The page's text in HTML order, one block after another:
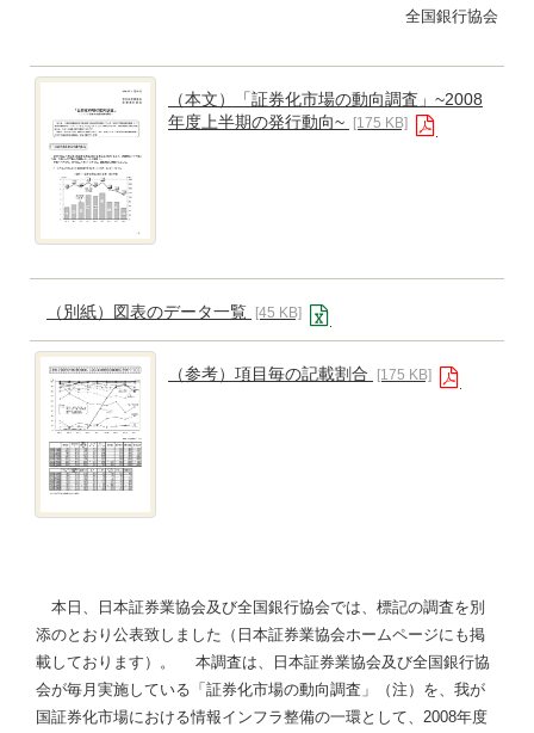
全国銀行協会
（本文）「証券化市場の動向調査」~2008
年度上半期の発行動向~
[175 KB]
（別紙）図表のデータ一覧 [45 KB]
（参考）項目毎の記載割合 [175 KB]
本日、日本証券業協会及び全国銀行協会では、標記の調査を別
添のとおり公表致しました（日本証券業協会ホームページにも掲
載しております）。 本調査は、日本証券業協会及び全国銀行協
会が毎月実施している「証券化市場の動向調査」（注）を、我が
国証券化市場における情報インフラ整備の一環として、2008年度